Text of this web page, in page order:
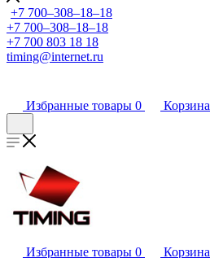
+7 700‒308‒18‒18
+7 700‒308‒18‒18
+7 700 803 18 18
timing@internet.ru
Избранные товары 0 Корзина
Избранные товары 0 Корзина